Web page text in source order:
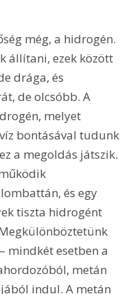
még, a hidrogén.
állítani, ezek között
drága, és
de olcsóbb. A
melyet
bontásával tudunk
a megoldás játszik.
és egy
tiszta hidrogént
mindkét esetben a
metán
indul. A metán